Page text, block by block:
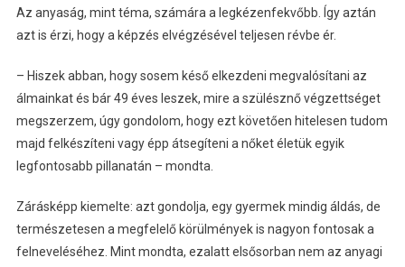
Az anyaság, mint téma, számára a legkézenfekvőbb. Így aztán
azt is érzi, hogy a képzés elvégzésével teljesen révbe ér.
– Hiszek abban, hogy sosem késő elkezdeni megvalósítani az
álmainkat és bár 49 éves leszek, mire a szülésznő végzettséget
megszerzem, úgy gondolom, hogy ezt követően hitelesen tudom
majd felkészíteni vagy épp átsegíteni a nőket életük egyik
legfontosabb pillanatán – mondta.
Zárásképp kiemelte: azt gondolja, egy gyermek mindig áldás, de
természetesen a megfelelő körülmények is nagyon fontosak a
felneveléséhez. Mint mondta, ezalatt elsősorban nem az anyagi